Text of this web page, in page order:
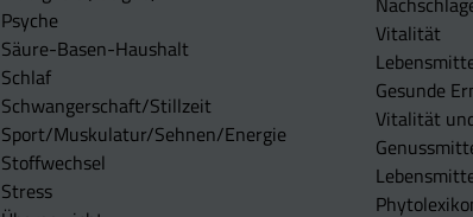
Psyche
Säure-Basen-Haushalt
Schlaf
Schwangerschaft/Stillzeit
Sport/Muskulatur/Sehnen/Energie
Stoffwechsel
Stress
Vitalität
Gesunde
Vitalität